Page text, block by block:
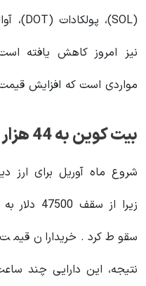
مواردی است که افزایش قیمت
بیت کوین به 44 هزار دلار کاهش یافت
شروع ماه آوریل برای ارز
سقوط کرد. خریداران